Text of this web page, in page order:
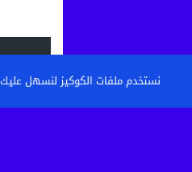
نستخدم ملفات الكوكيز لنسهل عليك